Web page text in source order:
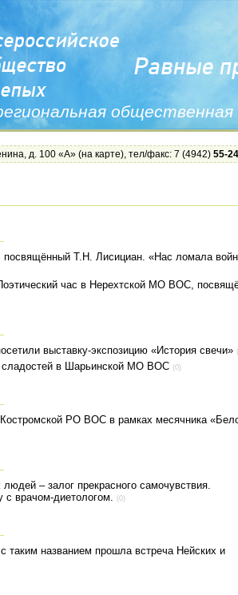
д. 100 «А» (на карте), тел/факс: 7 (4942) 55-
Т.Н. Лисициан. «Нас ломала
час в Нерехтской МО ВОС,
выставку-экспозицию «История свечи»
сладостей в Шарьинской МО ВОС (0)
Костромской РО ВОС в рамках месячника
– залог прекрасного самочувствия.
врачом-диетологом. (0)
названием прошла встреча Нейских и